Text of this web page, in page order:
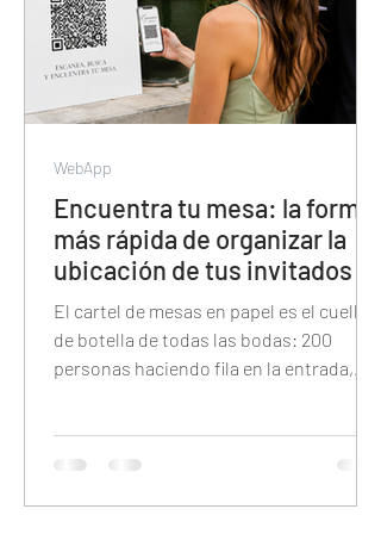
Encuentra tu mesa: la forma
más rápida de organizar la
ubicación de tus invitados
El cartel de mesas en papel es el cuello
de botella de todas las bodas: 200
personas haciendo fila en la entrada,
explica cómo reemplazarlo con un QR
nombre y encuentra su mesa en
WebApp